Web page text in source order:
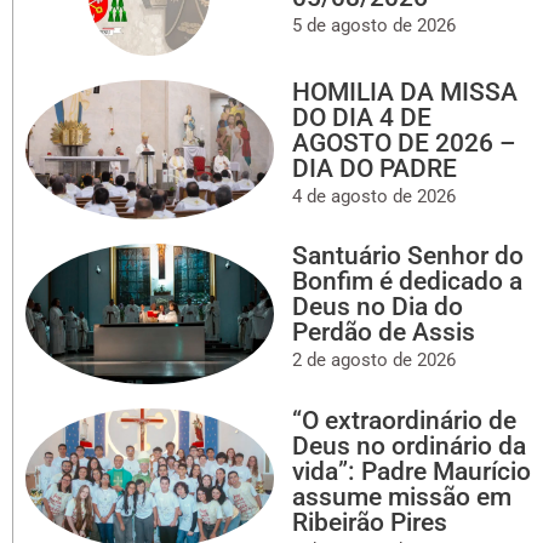
5 de agosto de 2026
HOMILIA DA MISSA
DO DIA 4 DE
AGOSTO DE 2026 –
DIA DO PADRE
4 de agosto de 2026
Santuário Senhor do
Bonfim é dedicado a
Deus no Dia do
Perdão de Assis
2 de agosto de 2026
“O extraordinário de
Deus no ordinário da
vida”: Padre Maurício
assume missão em
Ribeirão Pires